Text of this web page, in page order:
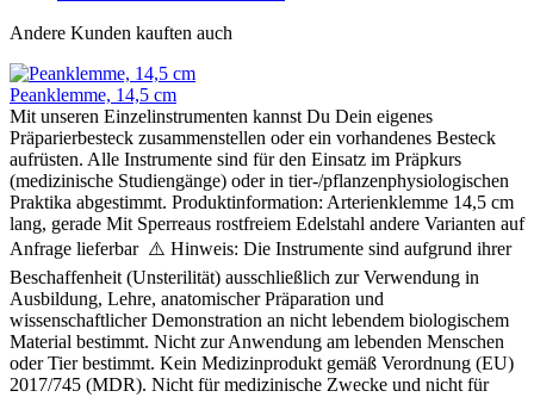
Andere Kunden kauften auch
Peanklemme, 14,5 cm
Mit unseren Einzelinstrumenten kannst Du Dein eigenes
Präparierbesteck zusammenstellen oder ein vorhandenes Besteck
aufrüsten. Alle Instrumente sind für den Einsatz im Präpkurs
(medizinische Studiengänge) oder in tier-/pflanzenphysiologischen
Praktika abgestimmt. Produktinformation: Arterienklemme 14,5 cm
lang, gerade Mit Sperreaus rostfreiem Edelstahl andere Varianten auf
Anfrage lieferbar ⚠️ Hinweis: Die Instrumente sind aufgrund ihrer
Beschaffenheit (Unsterilität) ausschließlich zur Verwendung in
Ausbildung, Lehre, anatomischer Präparation und
wissenschaftlicher Demonstration an nicht lebendem biologischem
Material bestimmt. Nicht zur Anwendung am lebenden Menschen
oder Tier bestimmt. Kein Medizinprodukt gemäß Verordnung (EU)
2017/745 (MDR). Nicht für medizinische Zwecke und nicht für